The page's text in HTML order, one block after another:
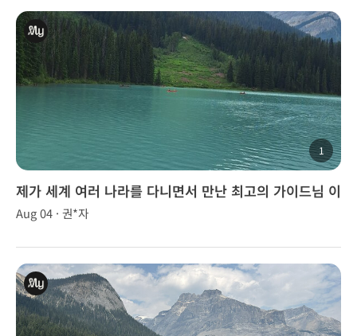
1
제가 세계 여러 나라를 다니면서 만난 최고의 가이드님 이
었습니다
Aug 04 · 권*자